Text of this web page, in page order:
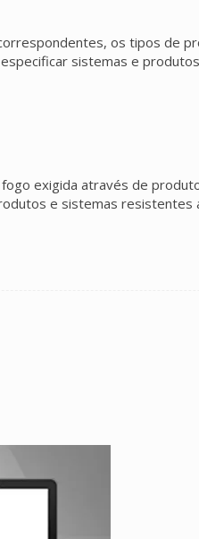
os tipos de
sistemas e
exigida através de
e sistemas resistentes